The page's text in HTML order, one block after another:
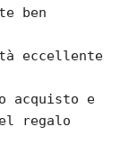
ben
eccellente
acquisto e
regalo